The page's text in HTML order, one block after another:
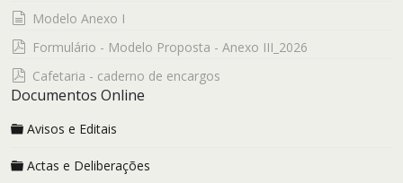
documento
Modelo Anexo I
pdf
Formulário - Modelo Proposta - Anexo III_2026
pdf
Cafetaria - caderno de encargos
Documentos Online
Avisos e Editais
Actas e Deliberações